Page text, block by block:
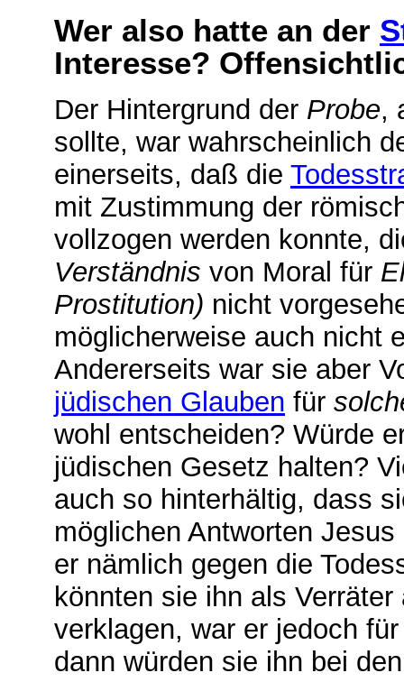
Wer also hatte an der
Interesse?
Der Hintergrund der Probe,
sollte, war wahrscheinlich
einerseits, daß die
mit Zustimmung der
vollzogen werden konnte,
Verständnis von Moral für
Prostitution) nicht
möglicherweise auch nicht
Andererseits war sie aber
jüdischen Glauben für
wohl entscheiden? Würde
jüdischen Gesetz halten?
auch so hinterhältig, dass
möglichen Antworten Jesus
er nämlich gegen die
könnten sie ihn als
verklagen, war er jedoch
dann würden sie ihn bei